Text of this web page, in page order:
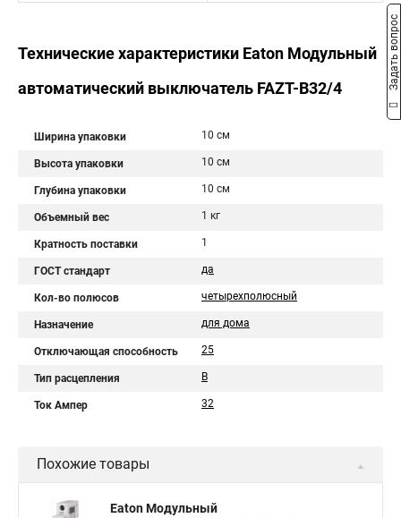
Технические характеристики Eaton Модульный
автоматический выключатель FAZT-B32/4
Ширина упаковки 10 см
Высота упаковки 10 см
Глубина упаковки 10 см
Объемный вес 1 кг
Кратность поставки 1
ГОСТ стандарт да
Кол-во полюсов четырехполюсный
Назначение для дома
Отключающая способность 25
Тип расцепления B
Ток Ампер 32
Похожие товары
Eaton Модульный
Задать вопрос